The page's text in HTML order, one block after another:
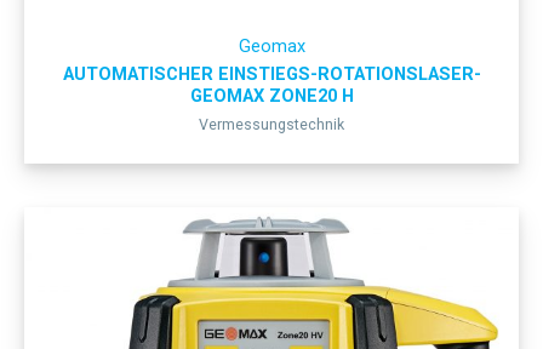
Geomax
AUTOMATISCHER EINSTIEGS-ROTATIONSLASER-
GEOMAX ZONE20 H
Vermessungstechnik